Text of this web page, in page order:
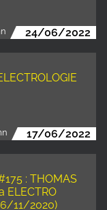
24/06/2022
17/06/2022
: THOMAS
ELECTRO
11/2020)